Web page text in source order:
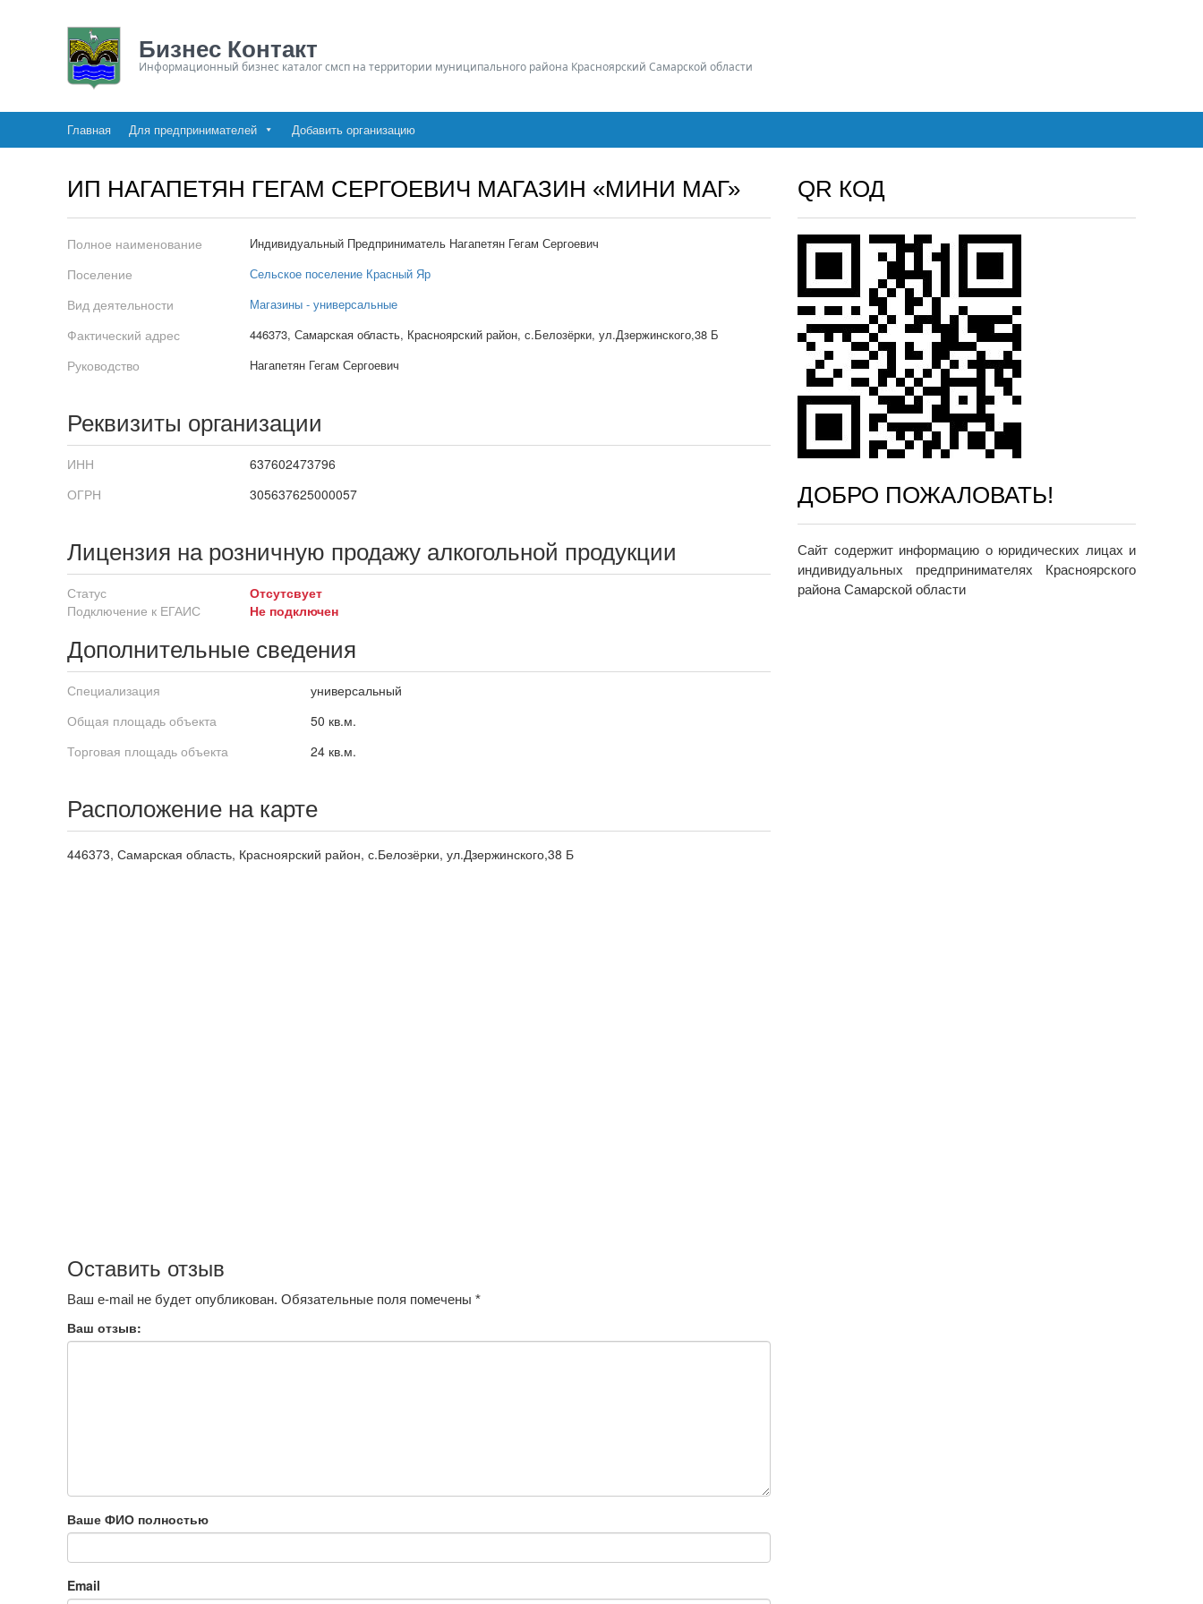
Бизнес Контакт
Информационный бизнес каталог смсп на территории муниципального района Красноярский Самарской области
Главная Для предпринимателей Добавить организацию
ИП НАГАПЕТЯН ГЕГАМ СЕРГОЕВИЧ МАГАЗИН «МИНИ МАГ»
Полное наименование Индивидуальный Предприниматель Нагапетян Гегам Сергоевич
Поселение Сельское поселение Красный Яр
Вид деятельности Магазины - универсальные
Фактический адрес 446373, Самарская область, Красноярский район, с.Белозёрки, ул.Дзержинского,38 Б
Руководство Нагапетян Гегам Сергоевич
Реквизиты организации
ИНН
637602473796
ОГРН
305637625000057
Лицензия на розничную продажу алкогольной продукции
Статус
Отсутсвует
Подключение к ЕГАИС
Не подключен
Дополнительные сведения
Специализация
универсальный
Общая площадь объекта
50 кв.м.
Торговая площадь объекта
24 кв.м.
Расположение на карте
446373, Самарская область, Красноярский район, с.Белозёрки, ул.Дзержинского,38 Б
Оставить отзыв
Ваш e-mail не будет опубликован. Обязательные поля помечены *
Ваш отзыв:
Ваше ФИО полностью
Email
QR КОД
ДОБРО ПОЖАЛОВАТЬ!
Сайт содержит информацию о юридических лицах и
индивидуальных предпринимателях Красноярского
района Самарской области